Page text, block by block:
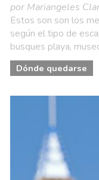
por Mariangeles
Estos son son los
según el tipo de
busques playa,
Dónde quedarse